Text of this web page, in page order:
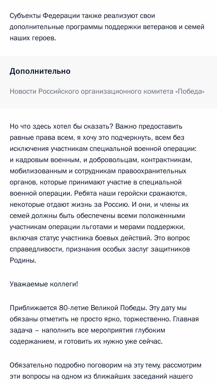
Субъекты Федерации также реализуют свои
дополнительные программы поддержки ветеранов и семей
наших героев.
Дополнительно
Новости Российского организационного комитета «Победа»
Но что здесь хотел бы сказать? Важно предоставить
равные права всем, я хочу это подчеркнуть, всем без
исключения участникам специальной военной операции:
и кадровым военным, и добровольцам, контрактникам,
мобилизованным и сотрудникам правоохранительных
органов, которые принимают участие в специальной
военной операции. Ребята наши геройски сражаются,
некоторые отдают жизнь за Россию. И они, и члены их
семей должны быть обеспечены всеми положенными
участникам операции льготами и мерами поддержки,
включая статус участника боевых действий. Это вопрос
справедливости, признания особых заслуг защитников
Родины.
Уважаемые коллеги!
Приближается 80-летие Великой Победы. Эту дату мы
обязаны отметить не просто ярко, торжественно. Главная
задача – наполнить все мероприятия глубоким
содержанием, и готовить их нужно уже сейчас.
Обязательно подробно поговорим на эту тему, рассмотрим
эти вопросы на одном из ближайших заседаний нашего